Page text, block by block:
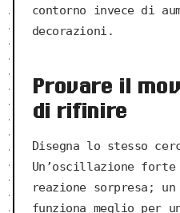
contorno invece di
decorazioni.
Provare il
di rifinire
Disegna lo stesso
Un’oscillazione forte
reazione sorpresa; un
funziona meglio per